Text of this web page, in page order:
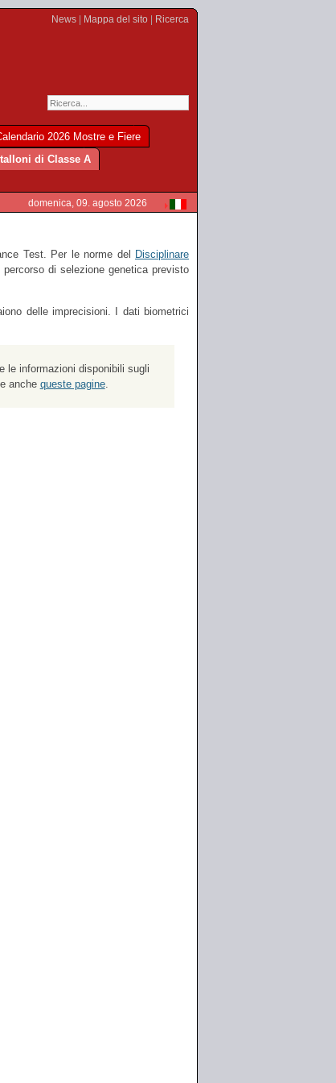
News Mappa del sito Ricerca
2026 Mostre e Fiere
di Classe A
domenica, 09. agosto 2026
Test. Per le norme del
Disciplinare
di selezione genetica previsto
delle imprecisioni. I dati biometrici
le informazioni disponibili sugli
anche queste pagine.